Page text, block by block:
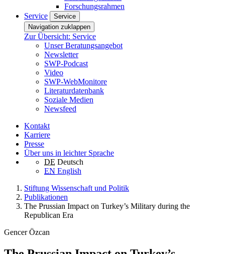
Forschungsrahmen
Service
Service
Navigation zuklappen
Zur Übersicht: Service
Unser Beratungsangebot
Newsletter
SWP-Podcast
Video
SWP-WebMonitore
Literaturdatenbank
Soziale Medien
Newsfeed
Kontakt
Karriere
Presse
Über uns in leichter Sprache
DE Deutsch
EN English
Stiftung Wissenschaft und Politik
Publikationen
The Prussian Impact on Turkey’s Military during the
Republican Era
Gencer Özcan